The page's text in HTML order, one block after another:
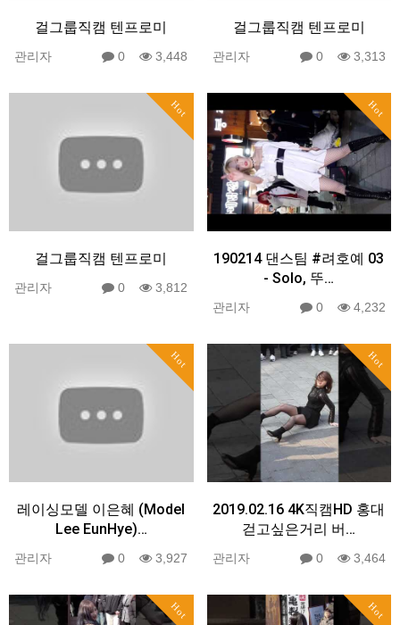
걸그룹직캠 텐프로미
관리자 0 3,448
걸그룹직캠 텐프로미
관리자 0 3,313
Hot
걸그룹직캠 텐프로미
관리자 0 3,812
Hot
190214 댄스팀 #려호예 03
- Solo, 뚜…
관리자 0 4,232
Hot
레이싱모델 이은혜 (Model
Lee EunHye)…
관리자 0 3,927
Hot
2019.02.16 4K직캠HD 홍대
걷고싶은거리 버…
관리자 0 3,464
Hot Hot